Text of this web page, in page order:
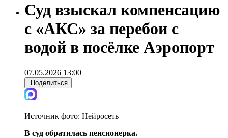
Суд взыскал компенсацию
с «АКС» за перебои с
водой в посёлке Аэропорт
07.05.2026 13:00
Поделиться
Источник фото: Нейросеть
В суд обратилась пенсионерка.